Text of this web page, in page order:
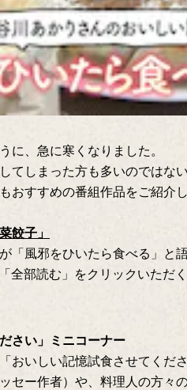
に、急に寒くなりました。
てしまった方も多いのではない
おすすめの番組作品をご紹介
餃子」
が「風邪をひいたら食べる」と
全部読む」をクリックいただ
さい」ミニコーナー
おいしい記憶試食させてくださ
セー作者）や、料理人の方々